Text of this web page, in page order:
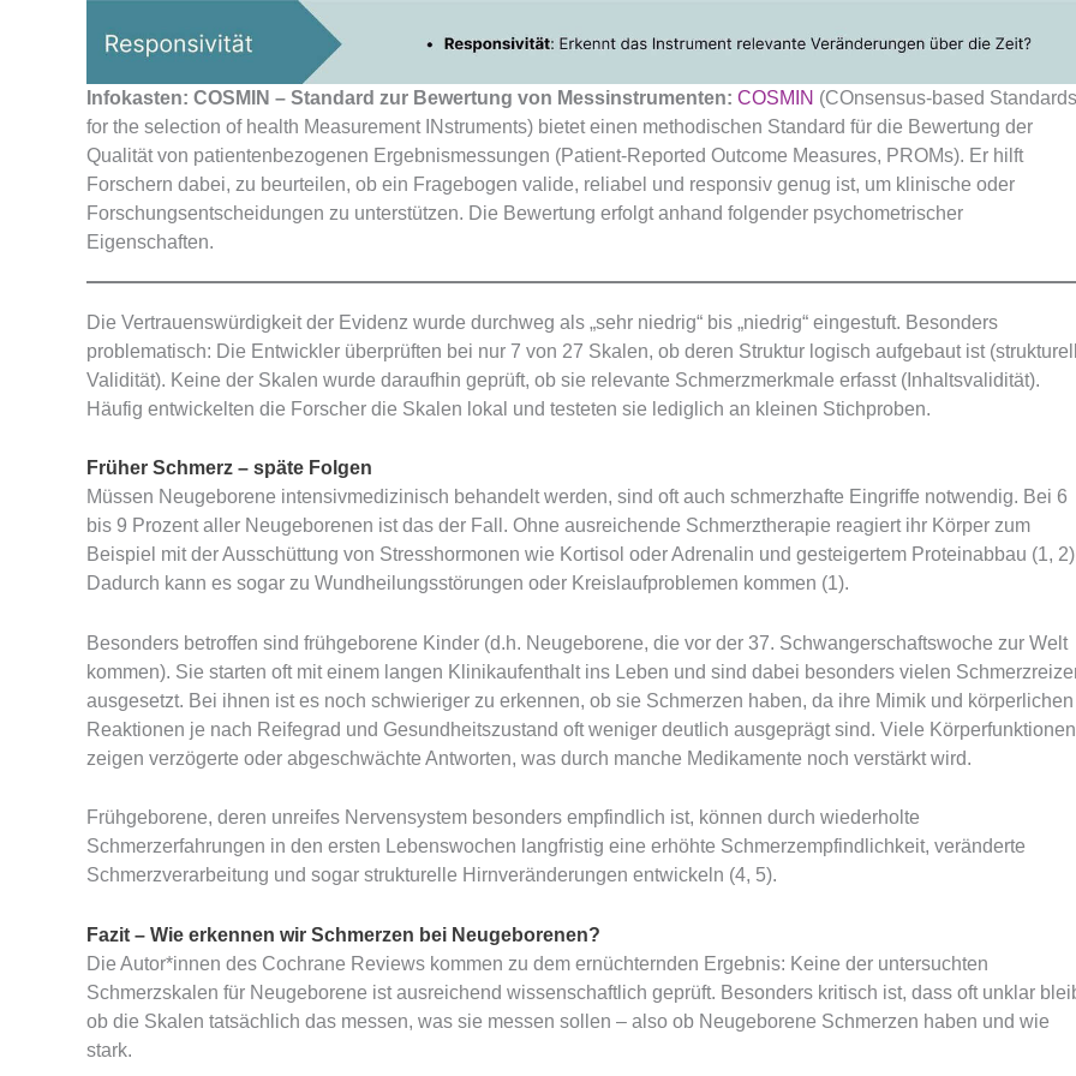
Infokasten: COSMIN – Standard zur Bewertung von Messinstrumenten: COSMIN (COnsensus-based Standards
for the selection of health Measurement INstruments) bietet einen methodischen Standard für die Bewertung der
Qualität von patientenbezogenen Ergebnismessungen (Patient-Reported Outcome Measures, PROMs). Er hilft
Forschern dabei, zu beurteilen, ob ein Fragebogen valide, reliabel und responsiv genug ist, um klinische oder
Forschungsentscheidungen zu unterstützen. Die Bewertung erfolgt anhand folgender psychometrischer
Eigenschaften.
Die Vertrauenswürdigkeit der Evidenz wurde durchweg als „sehr niedrig“ bis „niedrig“ eingestuft. Besonders
problematisch: Die Entwickler überprüften bei nur 7 von 27 Skalen, ob deren Struktur logisch aufgebaut ist
Validität). Keine der Skalen wurde daraufhin geprüft, ob sie relevante Schmerzmerkmale erfasst (Inhaltsvalidität).
Häufig entwickelten die Forscher die Skalen lokal und testeten sie lediglich an kleinen Stichproben.
Früher Schmerz – späte Folgen
Müssen Neugeborene intensivmedizinisch behandelt werden, sind oft auch schmerzhafte Eingriffe notwendig. Bei 6
bis 9 Prozent aller Neugeborenen ist das der Fall. Ohne ausreichende Schmerztherapie reagiert ihr Körper zum
Beispiel mit der Ausschüttung von Stresshormonen wie Kortisol oder Adrenalin und gesteigertem Proteinabbau (1,
Dadurch kann es sogar zu Wundheilungsstörungen oder Kreislaufproblemen kommen (1).
Besonders betroffen sind frühgeborene Kinder (d.h. Neugeborene, die vor der 37. Schwangerschaftswoche zur Welt
kommen). Sie starten oft mit einem langen Klinikaufenthalt ins Leben und sind dabei besonders vielen
ausgesetzt. Bei ihnen ist es noch schwieriger zu erkennen, ob sie Schmerzen haben, da ihre Mimik und körperlichen
Reaktionen je nach Reifegrad und Gesundheitszustand oft weniger deutlich ausgeprägt sind. Viele Körperfunktionen
zeigen verzögerte oder abgeschwächte Antworten, was durch manche Medikamente noch verstärkt wird.
Frühgeborene, deren unreifes Nervensystem besonders empfindlich ist, können durch wiederholte
Schmerzerfahrungen in den ersten Lebenswochen langfristig eine erhöhte Schmerzempfindlichkeit, veränderte
Schmerzverarbeitung und sogar strukturelle Hirnveränderungen entwickeln (4, 5).
Fazit – Wie erkennen wir Schmerzen bei Neugeborenen?
Die Autor*innen des Cochrane Reviews kommen zu dem ernüchternden Ergebnis: Keine der untersuchten
Schmerzskalen für Neugeborene ist ausreichend wissenschaftlich geprüft. Besonders kritisch ist, dass oft unklar
ob die Skalen tatsächlich das messen, was sie messen sollen – also ob Neugeborene Schmerzen haben und wie
stark.